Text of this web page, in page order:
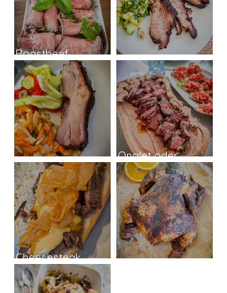
Roastbeef
selbstgemacht
Saftiges Brisket
St. Louis Ribs
Onglet oder
Hanging Tender
Cheesesteak
Sandwich